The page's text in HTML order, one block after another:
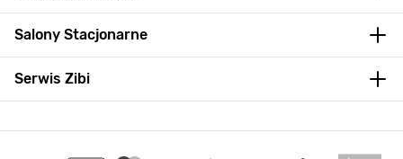
Salony Stacjonarne
Serwis Zibi